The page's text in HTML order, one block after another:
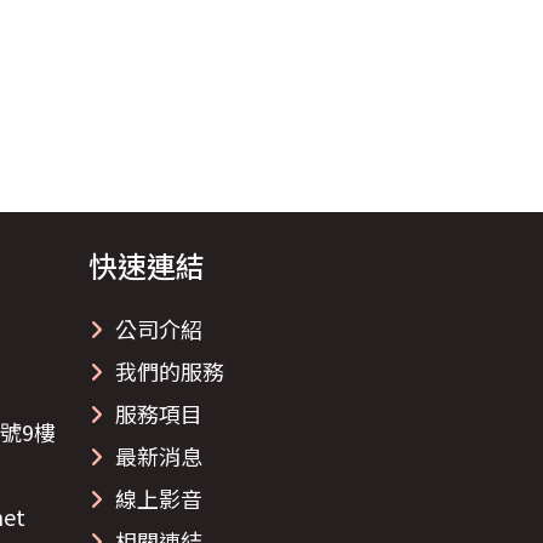
9樓
快速連結
公司介紹
我們的服務
服務項目
最新消息
線上影音